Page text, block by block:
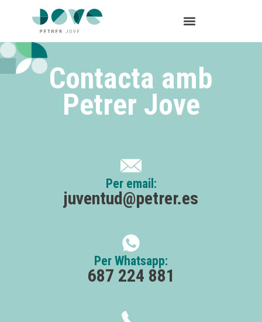
Contacta amb
Petrer Jove
Per email:
juventud@petrer.es
Per Whatsapp:
687 224 881